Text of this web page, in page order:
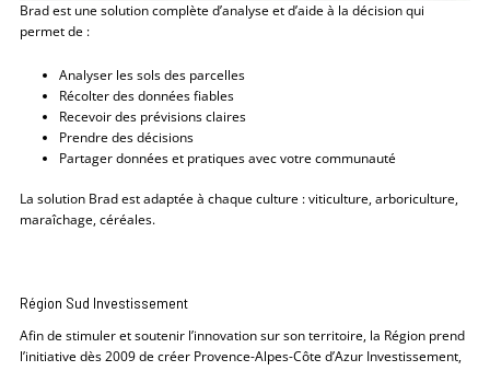
Brad est une solution complète d’analyse et d’aide à la décision qui
permet de :
Analyser les sols des parcelles
Récolter des données fiables
Recevoir des prévisions claires
Prendre des décisions
Partager données et pratiques avec votre communauté
La solution Brad est adaptée à chaque culture : viticulture, arboriculture,
maraîchage, céréales.
Région Sud Investissement
Afin de stimuler et soutenir l’innovation sur son territoire, la Région prend
l’initiative dès 2009 de créer Provence-Alpes-Côte d’Azur Investissement,